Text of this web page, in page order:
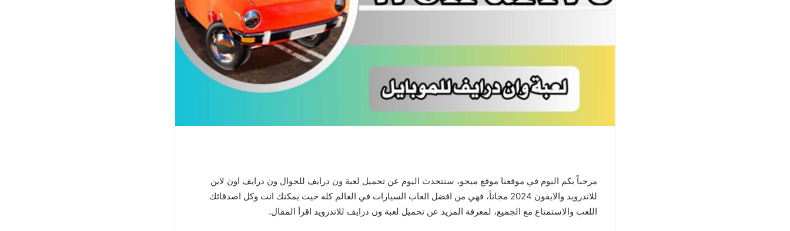
مرحباً بكم اليوم في موقعنا موقع ميجو، سنتحدث اليوم عن تحميل لعبة ون درايف للجوال ون درايف اون لاين
للاندرويد والايفون 2024 مجاناً، فهي من افضل العاب السيارات في العالم كله حيث يمكنك انت وكل اصدقائك
اللعب والاستمتاع مع الجميع، لمعرفة المزيد عن تحميل لعبة ون درايف للاندرويد اقرأ المقال.